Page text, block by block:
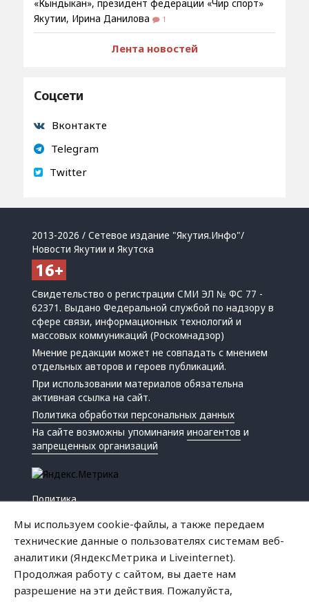
«Кындыкан», президент федерации «Чир спорт»
Якутии, Ирина Данилова
1
Лента новостей
Соцсети
Вконтакте
Telegram
Twitter
2013-2026 / Сетевое издание "Якутия.Инфо"/
Новости Якутии и Якутска
Свидетельство о регистрации СМИ ЭЛ № ФС 77 -
62371. Выдано Федеральной службой по надзору в
сфере связи, информационных технологий и
массовых коммуникаций (Роскомнадзор)
Мнение редакции может не совпадать с мнением
отдельных авторов и героев публикаций.
При использовании материалов обязательна
активная ссылка на сайт.
Политика обработки персональных данных
На сайте возможны упоминанияиноагентов и
запрещенных организаций
Политика
Мы используем cookie-файлы, а также передаем
технические данные о пользователях системам веб-
аналитики (ЯндексМетрика и Liveinternet).
Продолжая работу с сайтом, вы даете нам
разрешение на эти действия. Пожалуйста,